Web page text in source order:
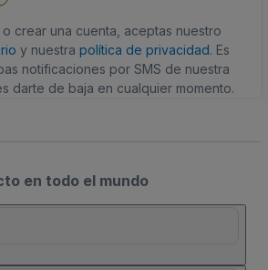
crear una cuenta, aceptas nuestro
y nuestra política de privacidad. Es
notificaciones por SMS de nuestra
darte de baja en cualquier momento.
en todo el mundo